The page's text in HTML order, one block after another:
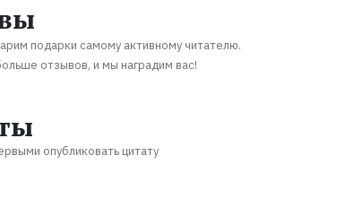
подарки самому активному читателю.
отзывов, и мы наградим вас!
опубликовать цитату